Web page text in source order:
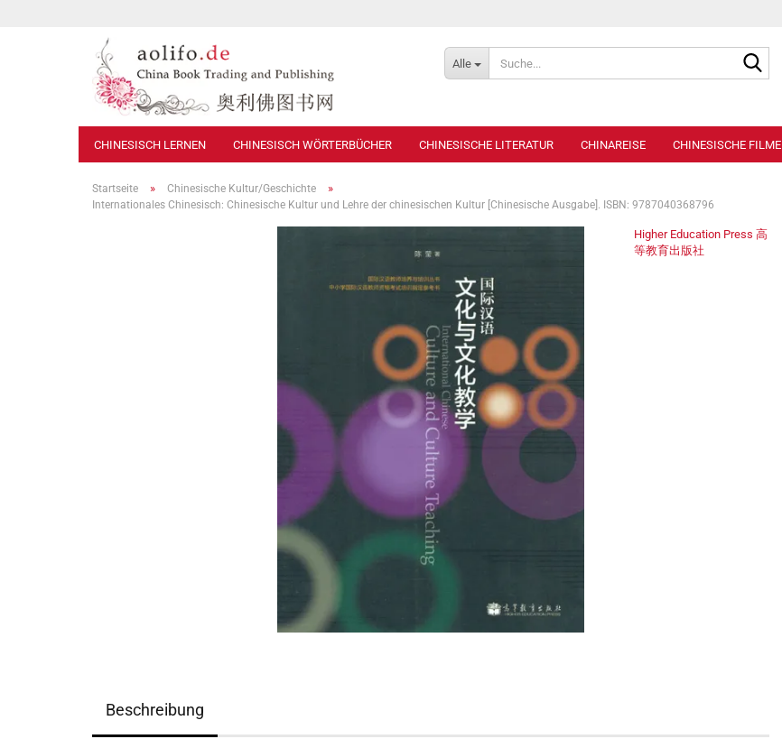
Alle
CHINESISCH LERNEN CHINESISCH WÖRTERBÜCHER CHINESISCHE LITERATUR CHINAREISE CHINESISCHE FILME
Startseite » Chinesische Kultur/Geschichte »
Internationales Chinesisch: Chinesische Kultur und Lehre der chinesischen Kultur [Chinesische Ausgabe]. ISBN: 9787040368796
Higher Education Press 高
等教育出版社
Beschreibung